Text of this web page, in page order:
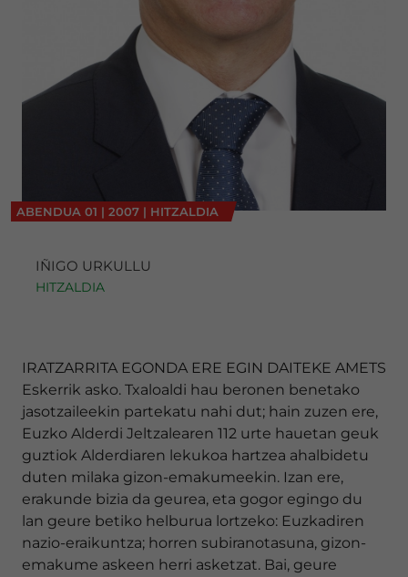
ABENDUA 01 | 2007 | HITZALDIA
IÑIGO URKULLU
HITZALDIA
IRATZARRITA EGONDA ERE EGIN DAITEKE AMETS
Eskerrik asko. Txaloaldi hau beronen benetako
jasotzaileekin partekatu nahi dut; hain zuzen ere,
Euzko Alderdi Jeltzalearen 112 urte hauetan geuk
guztiok Alderdiaren lekukoa hartzea ahalbidetu
duten milaka gizon-emakumeekin. Izan ere,
erakunde bizia da geurea, eta gogor egingo du
lan geure betiko helburua lortzeko: Euzkadiren
nazio-eraikuntza; horren subiranotasuna, gizon-
emakume askeen herri asketzat. Bai, geure